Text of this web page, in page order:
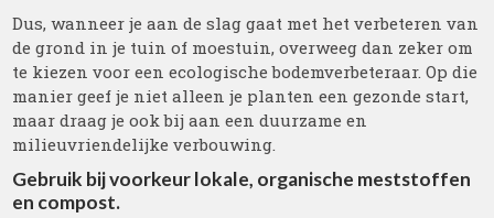
Dus, wanneer je aan de slag gaat met het verbeteren van
de grond in je tuin of moestuin, overweeg dan zeker om
te kiezen voor een ecologische bodemverbeteraar. Op die
manier geef je niet alleen je planten een gezonde start,
maar draag je ook bij aan een duurzame en
milieuvriendelijke verbouwing.
Gebruik bij voorkeur lokale, organische meststoffen
en compost.